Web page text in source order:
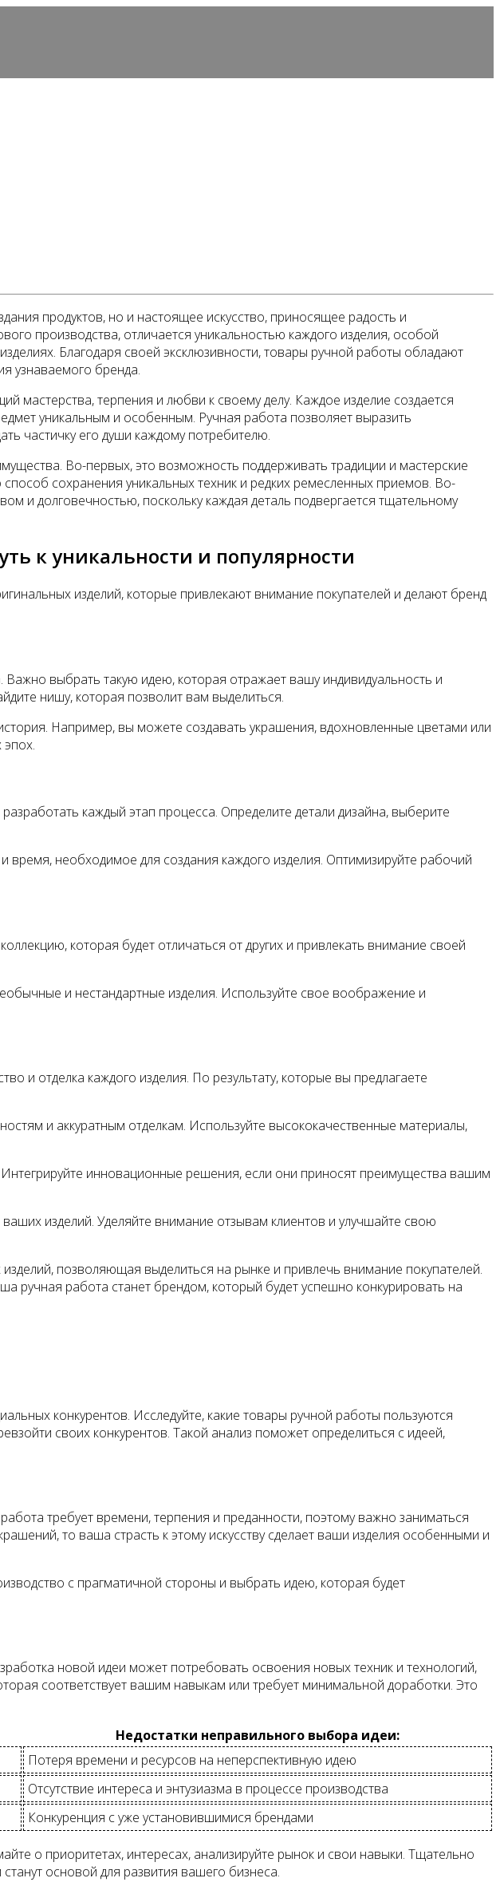
продуктов, но и настоящее искусство, приносящее радость и
производства, отличается уникальностью каждого изделия, особой
Благодаря своей эксклюзивности, товары ручной работы обладают
узнаваемого бренда.
мастерства, терпения и любви к своему делу. Каждое изделие создается
уникальным и особенным. Ручная работа позволяет выразить
частичку его души каждому потребителю.
Во-первых, это возможность поддерживать традиции и мастерские
сохранения уникальных техник и редких ремесленных приемов. Во-
и долговечностью, поскольку каждая деталь подвергается тщательному
к уникальности и популярности
изделий, которые привлекают внимание покупателей и делают бренд
выбрать такую идею, которая отражает вашу индивидуальность и
нишу, которая позволит вам выделиться.
Например, вы можете создавать украшения, вдохновленные цветами или
каждый этап процесса. Определите детали дизайна, выберите
время, необходимое для создания каждого изделия. Оптимизируйте рабочий
которая будет отличаться от других и привлекать внимание своей
и нестандартные изделия. Используйте свое воображение и
и отделка каждого изделия. По результату, которые вы предлагаете
и аккуратным отделкам. Используйте высококачественные материалы,
инновационные решения, если они приносят преимущества вашим
изделий. Уделяйте внимание отзывам клиентов и улучшайте свою
позволяющая выделиться на рынке и привлечь внимание покупателей.
ручная работа станет брендом, который будет успешно конкурировать на
конкурентов. Исследуйте, какие товары ручной работы пользуются
своих конкурентов. Такой анализ поможет определиться с идеей,
требует времени, терпения и преданности, поэтому важно заниматься
то ваша страсть к этому искусству сделает ваши изделия особенными и
с прагматичной стороны и выбрать идею, которая будет
новой идеи может потребовать освоения новых техник и технологий,
соответствует вашим навыкам или требует минимальной доработки. Это
Недостатки неправильного выбора идеи:
Потеря времени и ресурсов на неперспективную идею
Отсутствие интереса и энтузиазма в процессе производства
Конкуренция с уже установившимися брендами
о приоритетах, интересах, анализируйте рынок и свои навыки. Тщательно
основой для развития вашего бизнеса.